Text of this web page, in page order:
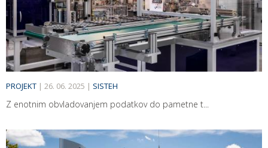
PROJEKT | 26. 06. 2025 | SISTEH
Z enotnim obvladovanjem podatkov do pametne t...